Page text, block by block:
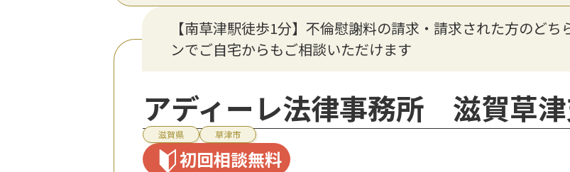
【南草津駅徒歩1分】不倫慰謝料の請求・請求された方のど
ンでご自宅からもご相談いただけます
アディーレ法律事務所 滋賀草
滋賀県 草津市
初回相談無料